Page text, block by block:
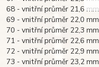
68 - vnitřní průměr 21,6 mm
69 - vnitřní průměr 22,0 mm
70 - vnitřní průměr 22,3 mm
71 - vnitřní průměr 22,6 mm
72 - vnitřní průměr 22,9 mm
73 - vnitřní průměr 23,2 mm